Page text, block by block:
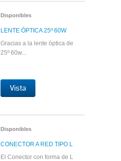
Disponibles
LENTE ÓPTICA 25º 60W
Gracias a la lente óptica de
25º 60w...
Vista
Disponibles
CONECTOR A RED TIPO L
El Conector con forma de L